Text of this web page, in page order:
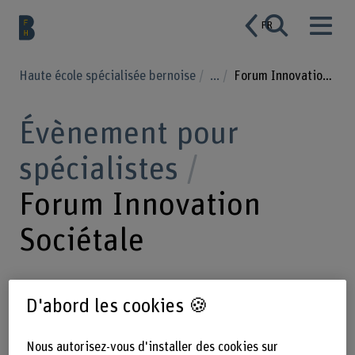
FR
Haute école spécialisée bernoise ... Forum Innovation Sociétale
Évènement pour
spécialistes
Forum Innovation
Sociétale
Le Forum Innovation Sociétale,
D'abord les cookies 🍪
Nous autorisez-vous d'installer des cookies sur